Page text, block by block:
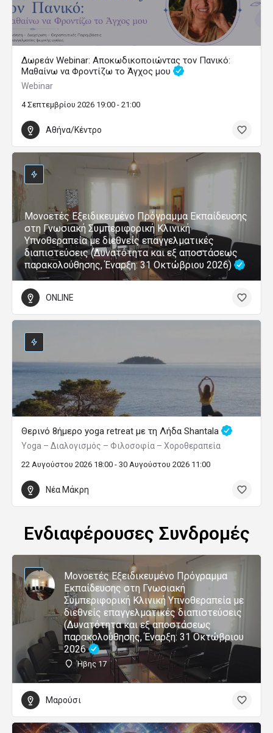
Δωρεάν Webinar: Αποκωδικοποιώντας τον Πανικό:
Μαθαίνω να Φροντίζω το Άγχος μου
Webinar
4 Σεπτεμβρίου 2026 19:00 - 21:00
Αθήνα/Κέντρο
Μονοετές Εξειδικευμένο Πρόγραμμα Εκπαίδευσης
στη Γνωσιακή Συμπεριφορική Κλινική
Υπνοθεραπεία με διεθνείς επαγγελματικές
διαπιστεύσεις (Δυνατότητα και εξ αποστάσεως
παρακολούθησης, Έναρξη: 31 Οκτώβριου 2026)
ONLINE
Θερινό 8ήμερο yoga retreat με τη Λήδα Shantala
Yoga – Διαλογισμός – Φιλοσοφία – Χοροθεραπεία
22 Αυγούστου 2026 18:00 - 30 Αυγούστου 2026 11:00
Νέα Μάκρη
Ενδιαφέρουσες Συνδρομές
Μονοετές Εξειδικευμένο Πρόγραμμα
Εκπαίδευσης στη Γνωσιακή
Συμπεριφορική Κλινική Υπνοθεραπεία με
διεθνείς επαγγελματικές διαπιστεύσεις
(Δυνατότητα και εξ αποστάσεως
παρακολούθησης, Έναρξη: 31 Οκτώβριου
2026
Ήβης 17
Μαρούσι